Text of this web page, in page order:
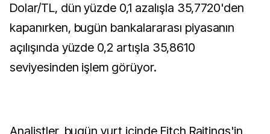
Dolar/TL, dün yüzde 0,1 azalışla 35,7720'den
kapanırken, bugün bankalararası piyasanın
açılışında yüzde 0,2 artışla 35,8610
seviyesinden işlem görüyor.
Analistler, bugün yurt içinde Fitch Raitings'in